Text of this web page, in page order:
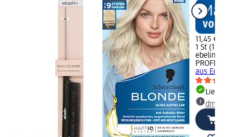
11,45 €
1 St
ebelin
aus
dm